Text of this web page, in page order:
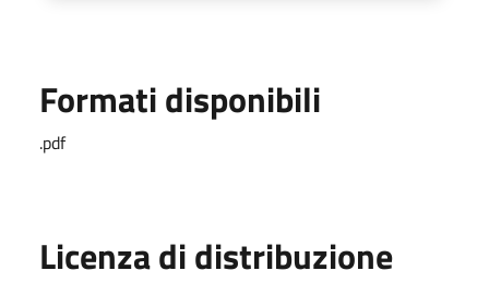
Formati disponibili
.pdf
Licenza di distribuzione